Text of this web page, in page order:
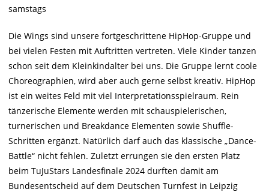
samstags
Die Wings sind unsere fortgeschrittene HipHop-Gruppe und
bei vielen Festen mit Auftritten vertreten. Viele Kinder tanzen
schon seit dem Kleinkindalter bei uns. Die Gruppe lernt coole
Choreographien, wird aber auch gerne selbst kreativ. HipHop
ist ein weites Feld mit viel Interpretationsspielraum. Rein
tänzerische Elemente werden mit schauspielerischen,
turnerischen und Breakdance Elementen sowie Shuffle-
Schritten ergänzt. Natürlich darf auch das klassische „Dance-
Battle“ nicht fehlen. Zuletzt errungen sie den ersten Platz
beim TuJuStars Landesfinale 2024 durften damit am
Bundesentscheid auf dem Deutschen Turnfest in Leipzig